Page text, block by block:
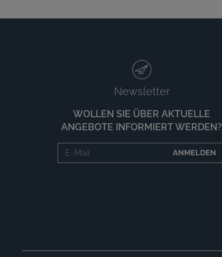
Newsletter
WOLLEN SIE ÜBER AKTUELLE
ANGEBOTE INFORMIERT WERDEN?
ANMELDEN